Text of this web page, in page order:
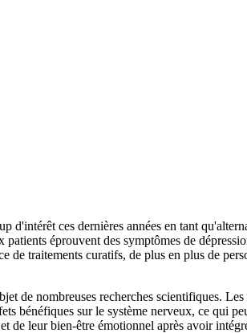
d'intérêt ces dernières années en tant
éprouvent des symptômes de
de traitements curatifs, de plus en plus de
de nombreuses recherches scientifiques.
bénéfiques sur le système nerveux, ce qui
leur bien-être émotionnel après avoir